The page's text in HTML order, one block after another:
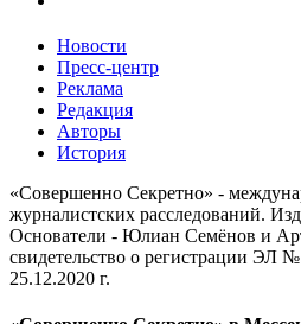
Новости
Пресс-центр
Реклама
Редакция
Авторы
История
«Совершенно Секретно» -
журналистских расследований.
Основатели - Юлиан Семёнов и
свидетельство о регистрации ЭЛ
25.12.2020 г.